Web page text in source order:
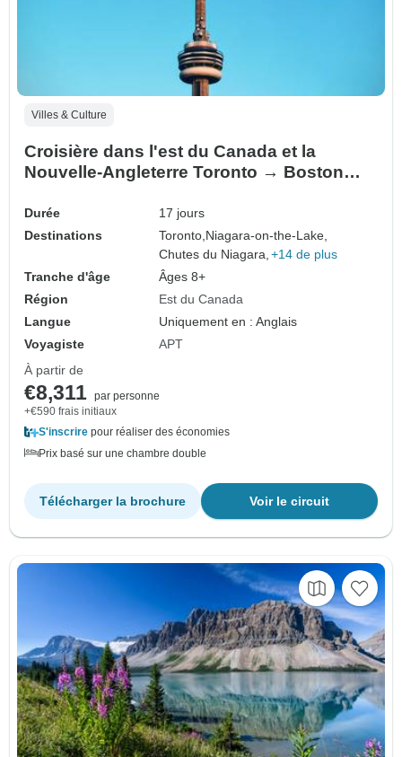
Villes & Culture
Croisière dans l'est du Canada et la
Nouvelle-Angleterre Toronto → Boston
Durée
17 jours
Destinations
Toronto, Niagara-on-the-Lake,
Chutes du Niagara, +14 de plus
Tranche d'âge
Âges 8+
Région
Est du Canada
Langue
Uniquement en : Anglais
Voyagiste
APT
À partir de
€8,311 par personne
+€590 frais initiaux
S'inscrire pour réaliser des économies
Prix basé sur une chambre double
Voir le circuit
Télécharger la brochure